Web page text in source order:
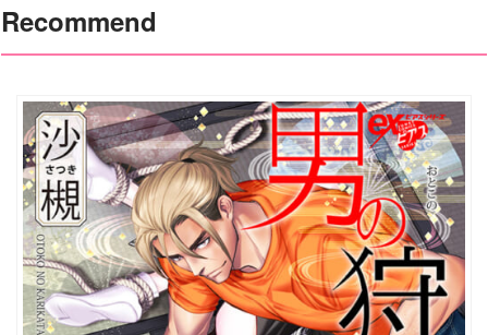
Recommend